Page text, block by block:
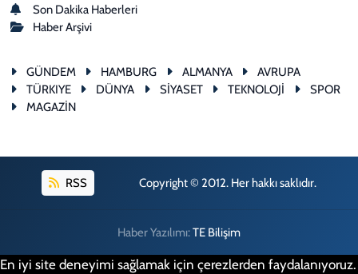
Son Dakika Haberleri
Haber Arşivi
GÜNDEM HAMBURG ALMANYA
AVRUPA
TÜRKIYE
DÜNYA SİYASET TEKNOLOJİ
SPOR
MAGAZİN
RSS Copyright © 2012. Her hakkı saklıdır.
Haber Yazılımı:TE Bilişim
En iyi site deneyimi sağlamak için çerezlerden faydalanıyoruz.